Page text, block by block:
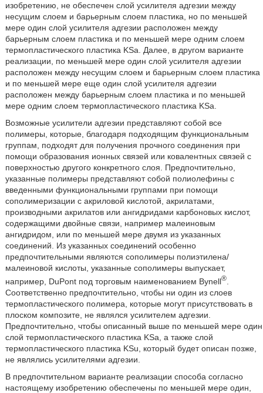
изобретению, не обеспечен слой усилителя адгезии между
несущим слоем и барьерным слоем пластика, но по меньшей
мере один слой усилителя адгезии расположен между
барьерным слоем пластика и по меньшей мере одним слоем
термопластического пластика KSa. Далее, в другом варианте
реализации, по меньшей мере один слой усилителя адгезии
расположен между несущим слоем и барьерным слоем пластика
и по меньшей мере еще один слой усилителя адгезии
расположен между барьерным слоем пластика и по меньшей
мере одним слоем термопластического пластика KSa.
Возможные усилители адгезии представляют собой все
полимеры, которые, благодаря подходящим функциональным
группам, подходят для получения прочного соединения при
помощи образования ионных связей или ковалентных связей с
поверхностью другого конкретного слоя. Предпочтительно,
указанные полимеры представляют собой полиолефины с
введенными функциональными группами при помощи
сополимеризации с акриловой кислотой, акрилатами,
производными акрилатов или ангидридами карбоновых кислот,
содержащими двойные связи, например малеиновым
ангидридом, или по меньшей мере двумя из указанных
соединений. Из указанных соединений особенно
предпочтительными являются сополимеры полиэтилена/
малеиновой кислоты, указанные сополимеры выпускает,
например, DuPont под торговым наименованием Bynell®.
Соответственно предпочтительно, чтобы ни один из слоев
термопластического полимера, которые могут присутствовать в
плоском композите, не являлся усилителем адгезии.
Предпочтительно, чтобы описанный выше по меньшей мере один
слой термопластического пластика KSa, а также слой
термопластического пластика KSu, который будет описан позже,
не являлись усилителями адгезии.
В предпочтительном варианте реализации способа согласно
настоящему изобретению обеспечены по меньшей мере один,